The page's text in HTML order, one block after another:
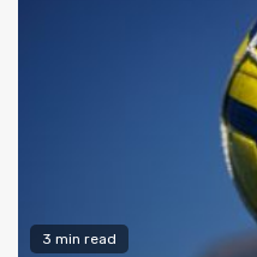
3 min read